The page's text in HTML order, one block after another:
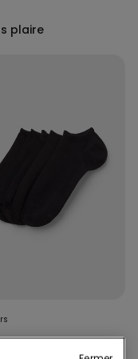
plaire
de Chaussettes
en Coton Couleur